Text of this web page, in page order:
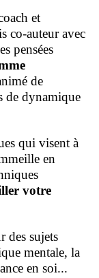
et
co-auteur avec
pensées
de
de dynamique
qui visent à
en
votre
des sujets
mentale, la
en soi...